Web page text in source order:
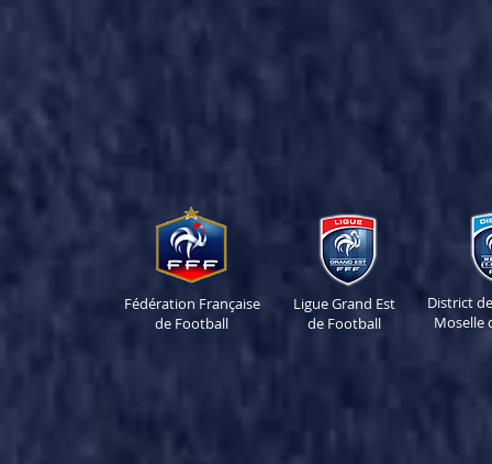
Fédération Française
de Football
Ligue Grand Est
de Football
District
Moselle